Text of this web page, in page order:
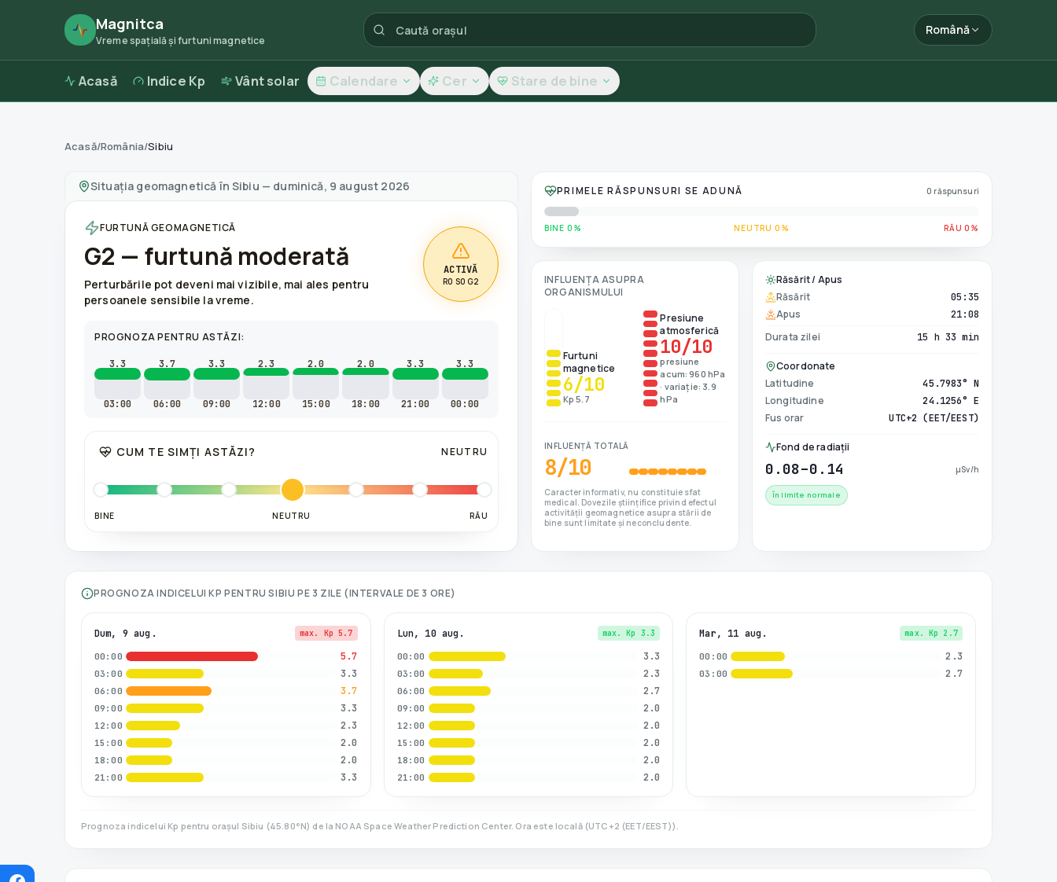
Magnitca
Vreme spațială și furtuni magnetice
Română
Acasă Indice Kp Vânt solar Calendare Cer Stare de bine
Furtuni magnetice în
Acasă/România/Sibiu
Situația geomagnetică în Sibiu — duminică, 9 august 2026
FURTUNĂ GEOMAGNETICĂ
G2 — furtună moderată
Perturbările pot deveni mai vizibile, mai ales pentru
persoanele sensibile la vreme.
ACTIVĂ
R0 S0 G2
PROGNOZA PENTRU ASTĂZI:
3.3
03:00
3.7
06:00
3.3
09:00
2.3
12:00
2.0
15:00
2.0
18:00
3.3
21:00
3.3
00:00
CUM TE SIMȚI ASTĂZI? NEUTRU
BINE NEUTRU RĂU
PRIMELE RĂSPUNSURI SE ADUNĂ 0 răspunsuri
BINE 0% NEUTRU 0% RĂU 0%
INFLUENȚA ASUPRA
ORGANISMULUI
Furtuni
magnetice
6/10
Kp 5.7
Presiune
atmosferică
10/10
presiune
acum: 960 hPa
· variație: 3.9
hPa
INFLUENȚĂ TOTALĂ
8/10
Caracter informativ, nu constituie sfat
medical. Dovezile științifice privind efectul
activității geomagnetice asupra stării de
bine sunt limitate și neconcludente.
Răsărit / Apus
Răsărit
05:35
Apus 21:08
Durata zilei 15 h 33 min
Coordonate
Latitudine
45.7983° N
Longitudine 24.1256° E
Fus orar UTC+2 (EET/EEST)
Fond de radiații
0.08–0.14 µSv/h
În limite normale
PROGNOZA INDICELUI KP PENTRU SIBIU PE 3 ZILE (INTERVALE DE 3 ORE)
Dum, 9 aug. max. Kp 5.7
00:00 5.7
03:00 3.3
06:00 3.7
09:00 3.3
12:00 2.3
15:00 2.0
18:00 2.0
21:00 3.3
Lun, 10 aug. max. Kp 3.3
00:00 3.3
03:00 2.3
06:00 2.7
09:00 2.0
12:00 2.0
15:00 2.0
18:00 2.0
21:00 2.0
Mar, 11 aug. max. Kp 2.7
00:00 2.3
03:00 2.7
Prognoza indicelui Kp pentru orașul Sibiu (45.80°N) de la NOAA Space Weather Prediction Center. Ora este locală(UTC+2 (EET/EEST)).